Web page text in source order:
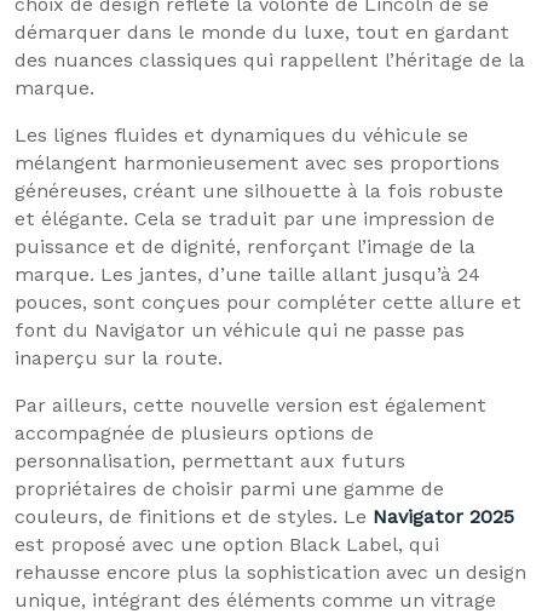
démarquer dans le monde du luxe, tout en gardant
des nuances classiques qui rappellent l’héritage de la
marque.
Les lignes fluides et dynamiques du véhicule se
mélangent harmonieusement avec ses proportions
généreuses, créant une silhouette à la fois robuste
et élégante. Cela se traduit par une impression de
puissance et de dignité, renforçant l’image de la
marque. Les jantes, d’une taille allant jusqu’à 24
pouces, sont conçues pour compléter cette allure et
font du Navigator un véhicule qui ne passe pas
inaperçu sur la route.
Par ailleurs, cette nouvelle version est également
accompagnée de plusieurs options de
personnalisation, permettant aux futurs
propriétaires de choisir parmi une gamme de
couleurs, de finitions et de styles. Le Navigator 2025
est proposé avec une option Black Label, qui
rehausse encore plus la sophistication avec un design
unique, intégrant des éléments comme un vitrage